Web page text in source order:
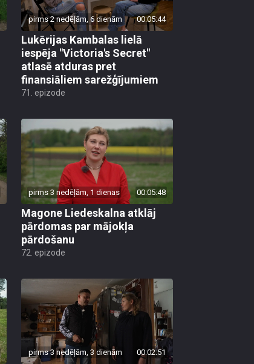
pirms 2 nedēļām, 6 dienām 00:05:44
Lukērijas Kambalas lielā
iespēja "Victoria's Secret"
atlasē atduras pret
finansiāliem sarežģījumiem
71. epizode
pirms 3 nedēļām, 1 dienas 00:05:48
Magone Liedeskalna atklāj
pārdomas par mājokļa
pārdošanu
72. epizode
pirms 3 nedēļām, 3 dienām 00:02:51